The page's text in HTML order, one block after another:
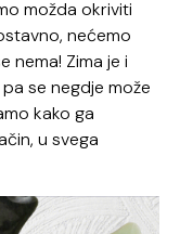
možda okriviti
nećemo
nema! Zima je i
se negdje može
kako ga
u svega